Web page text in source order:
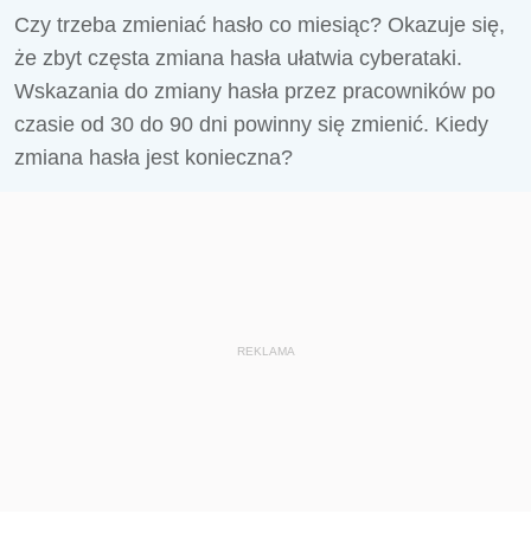
Czy trzeba zmieniać hasło co miesiąc? Okazuje się,
że zbyt częsta zmiana hasła ułatwia cyberataki.
Wskazania do zmiany hasła przez pracowników po
czasie od 30 do 90 dni powinny się zmienić. Kiedy
zmiana hasła jest konieczna?
REKLAMA